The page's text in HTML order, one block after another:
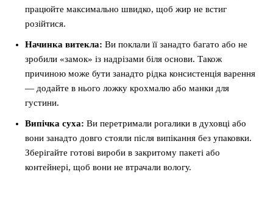
працюйте максимально швидко, щоб жир не встиг
розійтися.
Начинка витекла: Ви поклали її занадто багато або не
зробили «замок» із надрізами біля основи. Також
причиною може бути занадто рідка консистенція варення
— додайте в нього ложку крохмалю або манки для
густини.
Випічка суха: Ви перетримали рогалики в духовці або
вони занадто довго стояли після випікання без упаковки.
Зберігайте готові вироби в закритому пакеті або
контейнері, щоб вони не втрачали вологу.